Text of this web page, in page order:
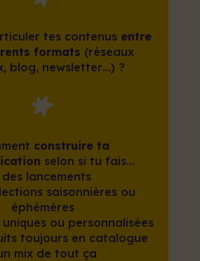
tes contenus entre
formats (réseaux
blog, newsletter…) ?
construire ta
selon si tu fais…
des lancements
saisonnières ou
éphémères
ou personnalisées
toujours en catalogue
mix de tout ça